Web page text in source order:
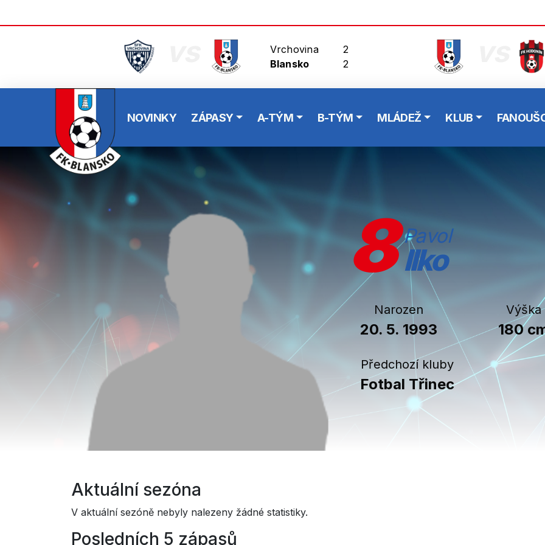
Vrchovina
Blansko
2
2
NOVINKY ZÁPASY A-TÝM B-TÝM MLÁDEŽ KLUB
8 Pavol
Ilko
Narozen
20. 5. 1993
Výška
180
Předchozí kluby
Fotbal Třinec
Aktuální sezóna
V aktuální sezóně nebyly nalezeny žádné statistiky.
Posledních 5 zápasů